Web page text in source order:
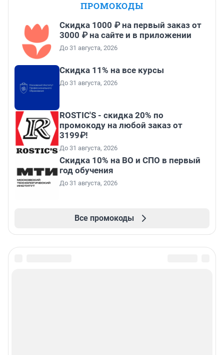
ПРОМОКОДЫ
Скидка 1000 ₽ на первый заказ от
3000 ₽ на сайте и в приложении
До 31 августа, 2026
Скидка 11% на все курсы
До 31 августа, 2026
ROSTIC'S - скидка 20% по
промокоду на любой заказ от
3199₽!
До 31 августа, 2026
Скидка 10% на ВО и СПО в первый
год обучения
До 31 августа, 2026
Все промокоды